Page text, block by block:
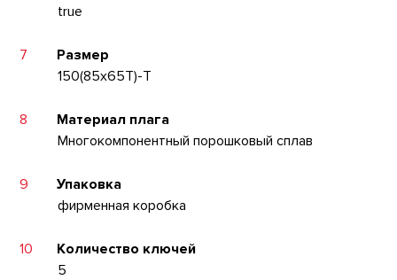
true
7
Размер
150(85x65T)-T
8
Материал плага
Многокомпонентный порошковый сплав
9
Упаковка
фирменная коробка
10
Количество ключей
5